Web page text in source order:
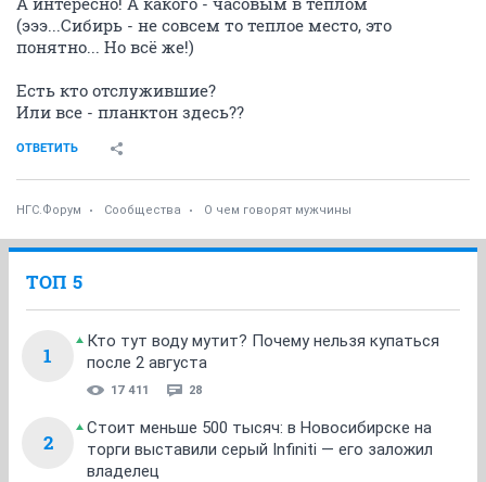
(эээ...Сибирь - не совсем то теплое место, это
понятно... Но всё же!)
Есть кто отслужившие?
Или все - планктон здесь??
ОТВЕТИТЬ
НГС.Форум Сообщества О чем говорят мужчины
ТОП 5
1
Кто тут воду мутит? Почему нельзя купаться
после 2 августа
17 411 28
2
Стоит меньше 500 тысяч: в Новосибирске на
торги выставили серый Infiniti — его заложил
владелец